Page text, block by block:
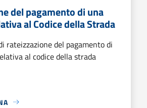
del pagamento di una
al Codice della Strada
rateizzazione del pagamento di
al codice della strada